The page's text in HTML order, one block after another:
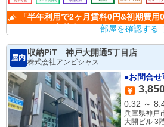
部屋を確認する
屋内
収納PiT 神戸大開通5丁目店
株式会社アンビシャス
●お問合
0.32 ～
兵庫県神戸
大開ビル 3